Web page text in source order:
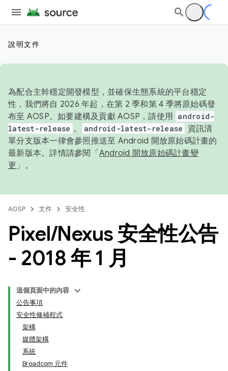
說明文件
為配合主幹穩定開發模型，並確保生態系統的平台穩定
性，我們將自 2026 年起，在第 2 季和第 4 季將原始碼發
布至 AOSP。如要建構及貢獻 AOSP，請使用 android-
latest-release 。 android-latest-release
資訊清
單分支版本一律會參照推送至 Android 開放原始碼計畫的
最新版本。詳情請參閱「 Android 開放原始碼計畫變
更 」。
AOSP 文件 安全性
Pixel/Nexus 安全性公告
- 2018 年 1 月
這個頁面中的內容
公告事項
安全性修補程式
架構
媒體架構
系統
Broadcom 元件